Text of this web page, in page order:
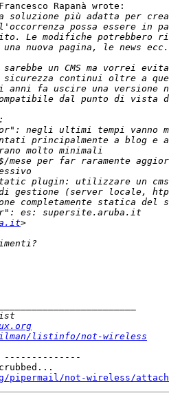
Rapanà wrote:
listinfo/not-wireless
--------------
not-wireless/